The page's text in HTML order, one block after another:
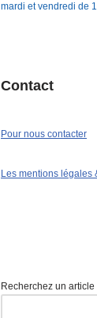
mardi et vendredi de
Contact
Pour nous contacter
Les mentions légales
Recherchez un article